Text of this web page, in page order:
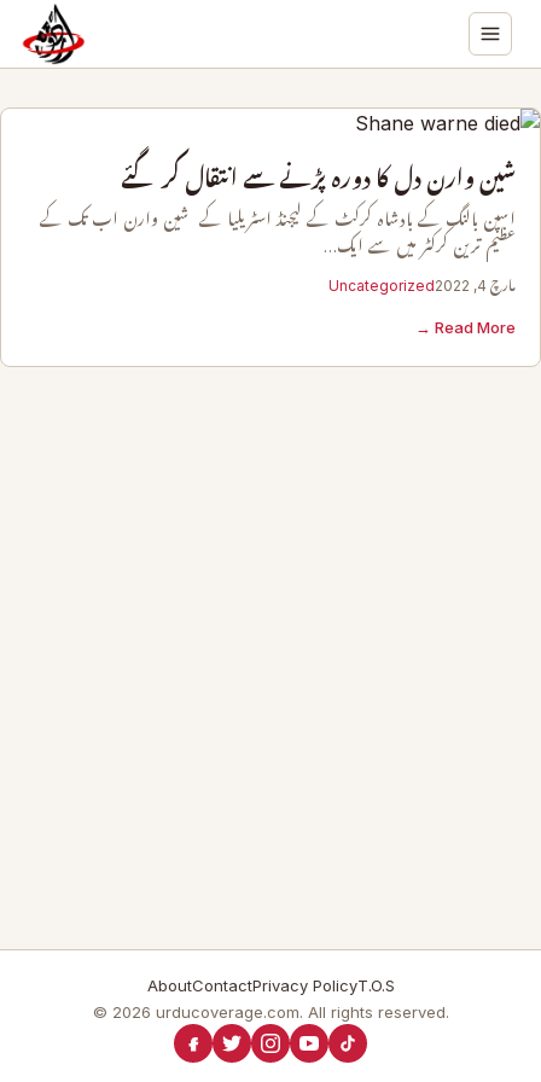
شین وارن دل کا دورہ پڑنے سے انتقال کر گئے
اسپن بالنگ کے بادشاہ کرکٹ کے لیجنڈ اسٹریلیا کے شین وارن اب تک کے
عظیم ترین کرکٹر میں سے ایک…
مارچ 4, 2022 Uncategorized
Read More →
AboutContactPrivacy PolicyT.O.S
© 2026 urducoverage.com. All rights reserved.